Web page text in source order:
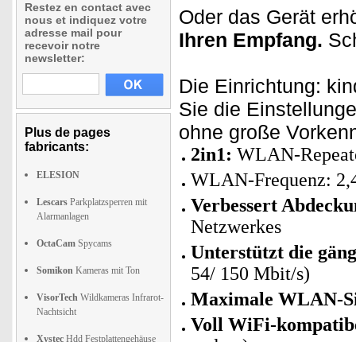
Restez en contact avec
nous et indiquez votre
adresse mail pour
recevoir notre
newsletter:
Plus de pages
fabricants:
ELESION
Lescars Parkplatzsperren mit
Alarmanlagen
OctaCam Spycams
Somikon Kameras mit Ton
VisorTech Wildkameras Infrarot-
Nachtsicht
Xystec Hdd Festplattengehäuse
Oder das Gerät
Ihren Empfang.
Die Einrichtung:
Sie die
ohne große
2in1: WLAN-
WLAN-Frequenz:
Verbessert
Netzwerkes
Unterstützt die
54/ 150 Mbit/s)
Maximale WLAN-
Voll WiFi-